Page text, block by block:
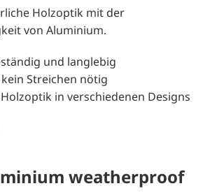
Holzoptik mit der
von Aluminium.
und langlebig
Streichen nötig
in verschiedenen Designs
weatherproof